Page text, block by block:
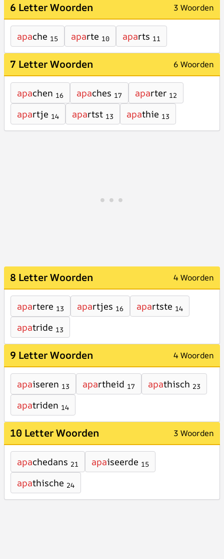
6 Letter Woorden 3 Woorden
apache 15 aparte 10 aparts 11
7 Letter Woorden 6 Woorden
apachen 16 apaches 17 aparter 12
apartje 14 apartst 13 apathie 13
8 Letter Woorden 4 Woorden
apartere 13 apartjes 16 apartste 14
apatride 13
9 Letter Woorden 4 Woorden
apaiseren 13 apartheid 17 apathisch 23
apatriden 14
10 Letter Woorden 3 Woorden
apachedans 21 apaiseerde 15
apathische 24